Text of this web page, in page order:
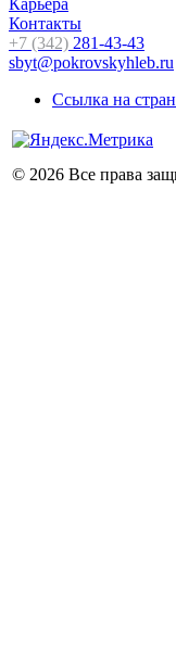
Карьера
Контакты
+7 (342) 281-43-43
sbyt@pokrovskyhleb.ru
Ссылка на
© 2026 Все права